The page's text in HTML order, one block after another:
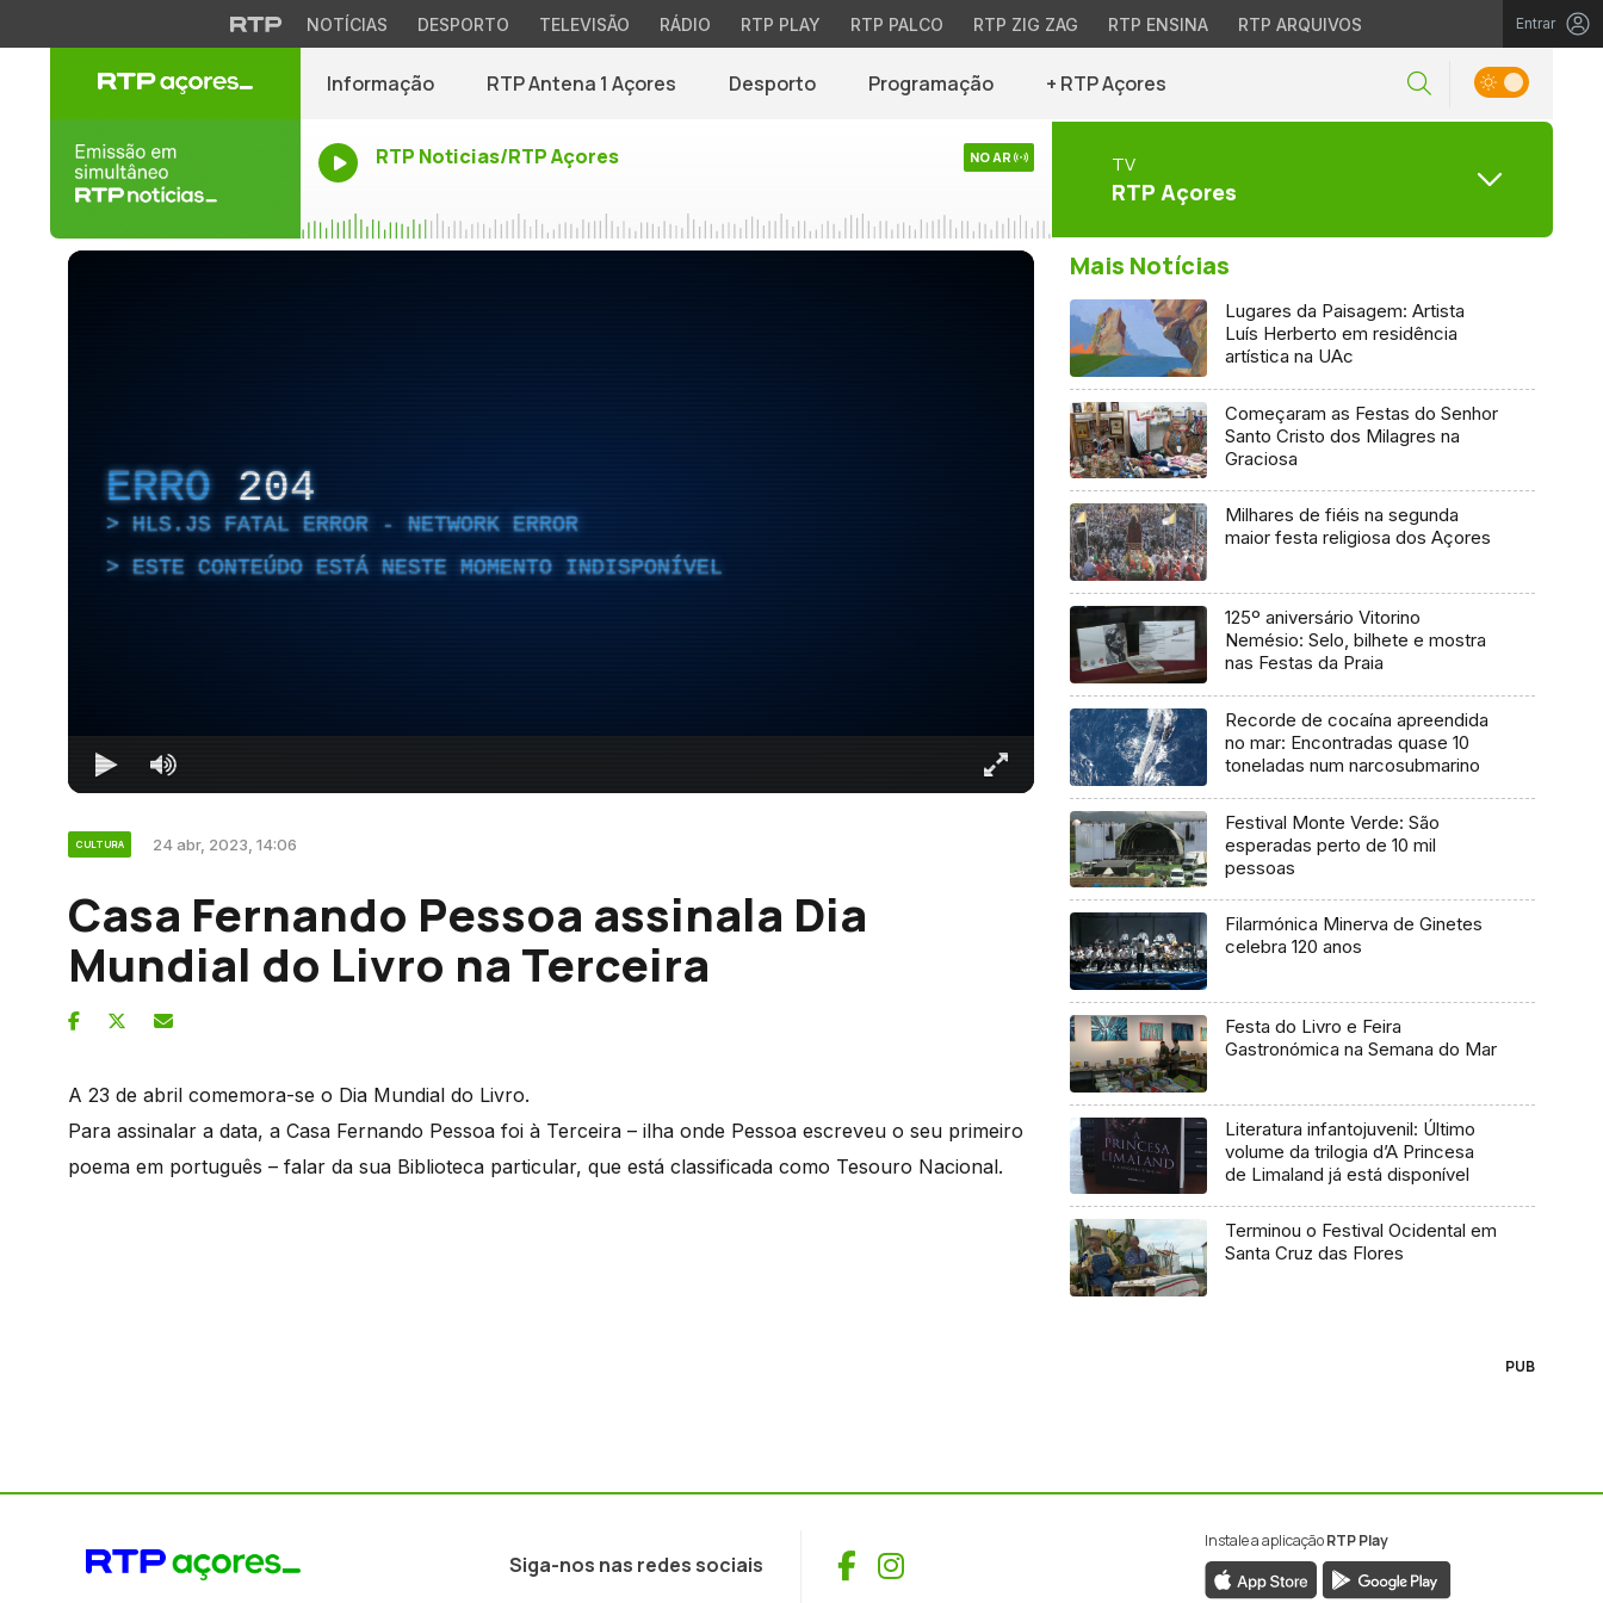
NOTÍCIAS DESPORTO TELEVISÃO RÁDIO RTP PLAY RTP PALCO RTP ZIG ZAG RTP ENSINA RTP ARQUIVOS Entrar
Informação RTP Antena 1 Açores Desporto Programação + RTP Açores
RTP Noticias/RTP Açores NO AR TV
RTP Açores
ERRO 204
HLS.JS FATAL ERROR - NETWORK ERROR
ESTE CONTEÚDO ESTÁ NESTE MOMENTO INDISPONÍVEL
CULTURA 24 abr, 2023, 14:06
Casa Fernando Pessoa assinala Dia
Mundial do Livro na Terceira
A 23 de abril comemora-se o Dia Mundial do Livro.
Para assinalar a data, a Casa Fernando Pessoa foi à Terceira – ilha onde Pessoa escreveu o seu primeiro
poema em português – falar da sua Biblioteca particular, que está classificada como Tesouro Nacional.
Mais Notícias
Lugares da Paisagem: Artista
Luís Herberto em residência
artística na UAc
Começaram as Festas do Senhor
Santo Cristo dos Milagres na
Graciosa
Milhares de fiéis na segunda
maior festa religiosa dos Açores
125º aniversário Vitorino
Nemésio: Selo, bilhete e mostra
nas Festas da Praia
Recorde de cocaína apreendida
no mar: Encontradas quase 10
toneladas num narcosubmarino
Festival Monte Verde: São
esperadas perto de 10 mil
pessoas
Filarmónica Minerva de Ginetes
celebra 120 anos
Festa do Livro e Feira
Gastronómica na Semana do Mar
Literatura infantojuvenil: Último
volume da trilogia d’A Princesa
de Limaland já está disponível
Terminou o Festival Ocidental em
Santa Cruz das Flores
PUB
Siga-nos nas redes sociais Facebook
Instagram
Instale a aplicaçãoRTP Play